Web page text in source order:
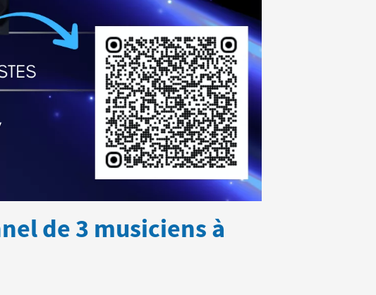
de 3 musiciens à